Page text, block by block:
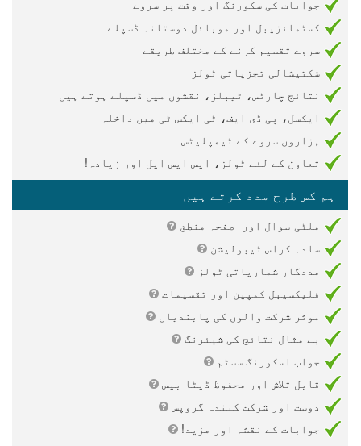
جوابات کی سکورنگ اور وقت پر سروے
کسٹمائزیبل اور موبائل دوستانہ ڈسپلے
سروے تقسیم کرنے کے مختلف طریقے
شکتیشالی تجزیاتی ٹولز
نتائج چارٹس، ٹیبلز، نقشوں میں ڈسپلے ہوتے ہیں
ایکسل، پی ڈی ایف، ٹی ایکس ٹی میں داخلہ
ہزاروں سروے کے ٹیمپلیٹس
تعاون کے لئے ٹولز، ایس ایس ایل اور زیادہ!
ہم کس طرح مدد کرتے ہیں
ملٹی-سوال اور -صفحہ منطق
سادہ کراس ٹیبولیشن
مددگار شماریاتی ٹولز
فلیکسیبل کمپین اور تقسیمات
موثر شرکت والوں کی پابندیاں
بے مثال نتائج کی شیئرنگ
جواب اسکورنگ سسٹم
قابل تلاش اور محفوظ ڈیٹا بیس
دوست اور شرکت کنندہ گروپس
جوابات کے نقشہ اور مزید!